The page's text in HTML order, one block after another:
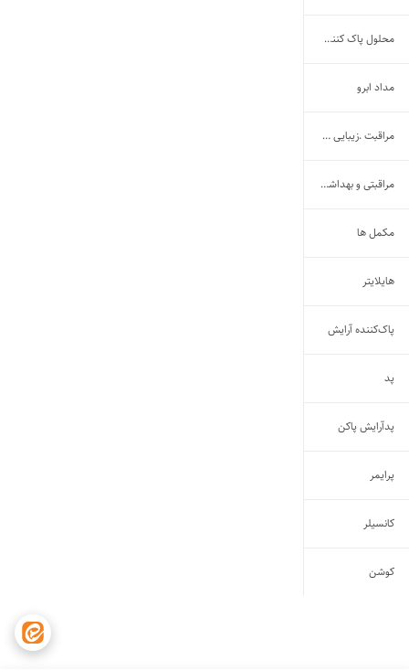
محلول پاک کننده اتانولی
مداد ابرو
مراقبت .زیبایی و آرایش مو
مراقبتی و بهداشتی
مکمل ها
هایلایتر
پاک‌کننده آرایش
پد
پدآرایش پاکن
پرایمر
کانسیلر
کوشن